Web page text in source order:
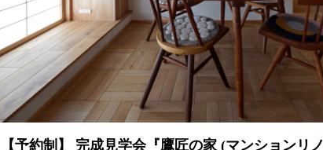
【予約制】 完成見学会『鷹匠の家 (マンションリノ